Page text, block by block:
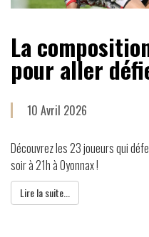
La
pour aller
10 Avril 2026
Découvrez les 23 joueurs qui
soir à 21h à Oyonnax !
Lire la suite...